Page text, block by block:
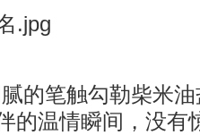
的笔触勾勒柴米
的温情瞬间，没有